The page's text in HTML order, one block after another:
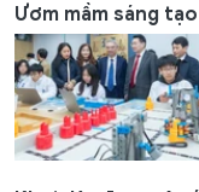
Ươm mầm sáng